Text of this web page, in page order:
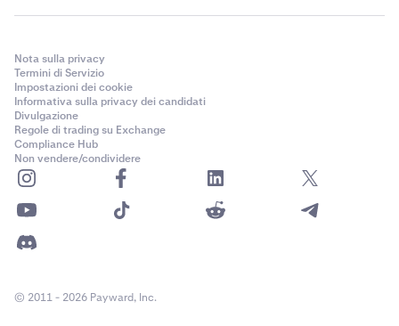
Nota sulla privacy
Termini di Servizio
Impostazioni dei cookie
Informativa sulla privacy dei candidati
Divulgazione
Regole di trading su Exchange
Compliance Hub
Non vendere/condividere
© 2011 - 2026 Payward, Inc.